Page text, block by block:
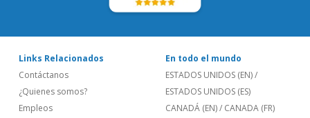
Links Relacionados
Contáctanos
¿Quienes somos?
Empleos
En todo el mundo
ESTADOS UNIDOS (EN)/
ESTADOS UNIDOS (ES)
CANADÁ (EN)/ CANADA (FR)